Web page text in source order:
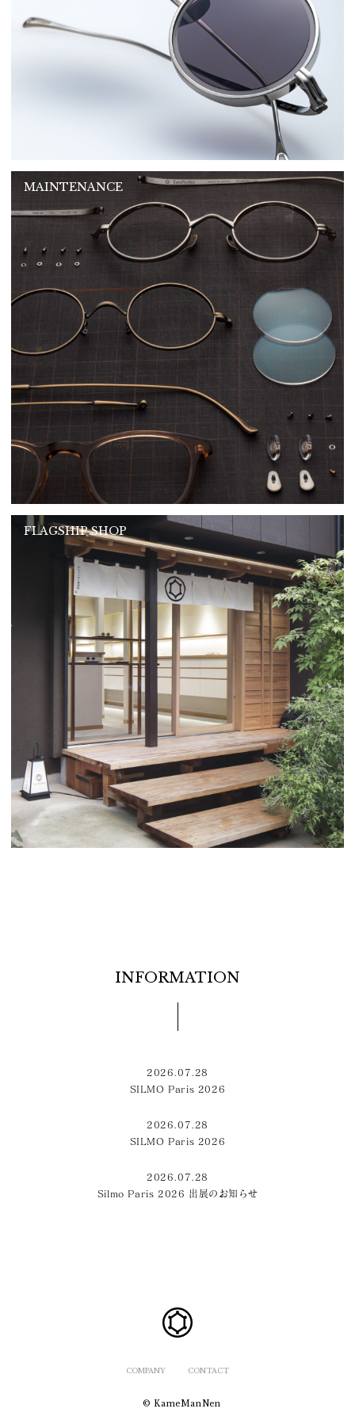
MAINTENANCE
FLAGSHIP SHOP
INFORMATION
2026.07.28
SILMO Paris 2026
2026.07.28
SILMO Paris 2026
2026.07.28
Silmo Paris 2026 出展のお知らせ
COMPANY CONTACT
© KameManNen